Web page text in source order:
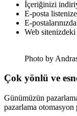
İçeriğinizi
E-posta
E-
Web
Photo by
Çok yönlü ve
Günümüzün
pazarlama otomasyon